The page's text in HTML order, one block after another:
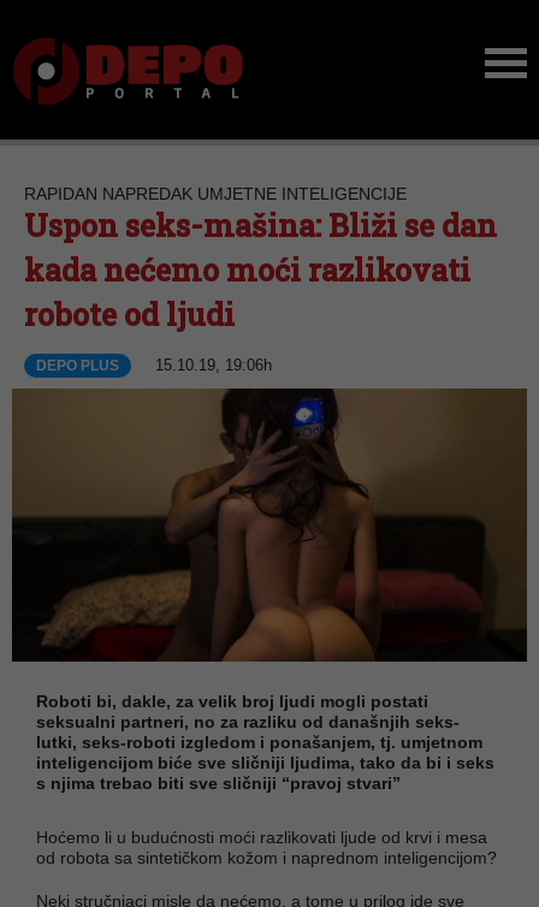
RAPIDAN NAPREDAK UMJETNE INTELIGENCIJE
Uspon seks-mašina: Bliži se dan
kada nećemo moći razlikovati
robote od ljudi
DEPO PLUS 15.10.19, 19:06h
Roboti bi, dakle, za velik broj ljudi mogli postati
seksualni partneri, no za razliku od današnjih seks-
lutki, seks-roboti izgledom i ponašanjem, tj. umjetnom
inteligencijom biće sve sličniji ljudima, tako da bi i seks
s njima trebao biti sve sličniji “pravoj stvari”
Hoćemo li u budućnosti moći razlikovati ljude od krvi i mesa
od robota sa sintetičkom kožom i naprednom inteligencijom?
Neki stručnjaci misle da nećemo, a tome u prilog ide sve